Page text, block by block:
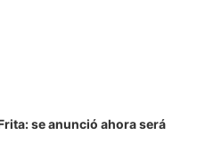
se anunció ahora será